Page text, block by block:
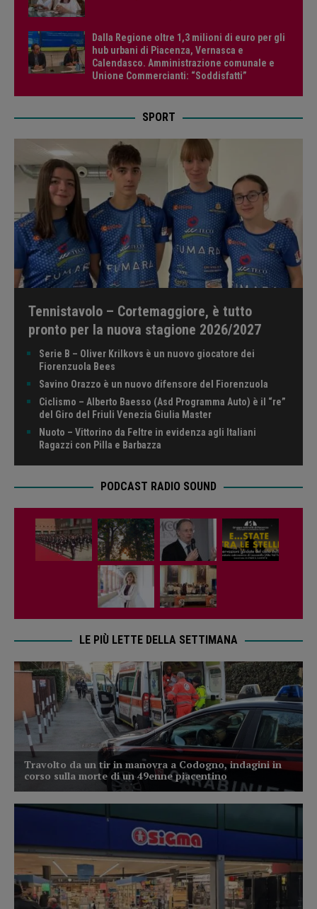
Dalla Regione oltre 1,3 milioni di euro per gli
hub urbani di Piacenza, Vernasca e
Calendasco. Amministrazione comunale e
Unione Commercianti: “Soddisfatti”
SPORT
Tennistavolo – Cortemaggiore, è tutto
pronto per la nuova stagione 2026/2027
Serie B – Oliver Krilkovs è un nuovo giocatore dei
Fiorenzuola Bees
Savino Orazzo è un nuovo difensore del Fiorenzuola
Ciclismo – Alberto Baesso (Asd Programma Auto) è il “re”
del Giro del Friuli Venezia Giulia Master
Nuoto – Vittorino da Feltre in evidenza agli Italiani
Ragazzi con Pilla e Barbazza
PODCAST RADIO SOUND
LE PIÙ LETTE DELLA SETTIMANA